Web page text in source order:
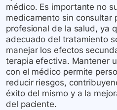
médico. Es importante no
medicamento sin consultar
profesional de la salud, ya
adecuado del tratamiento
manejar los efectos
terapia efectiva. Mantener
con el médico permite
reducir riesgos,
éxito del mismo y a la
del paciente.